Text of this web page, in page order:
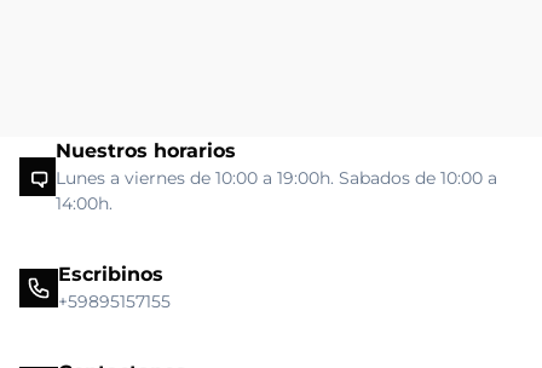
Nuestros horarios
Lunes a viernes de 10:00 a 19:00h. Sabados de 10:00 a
14:00h.
Escribinos
+59895157155